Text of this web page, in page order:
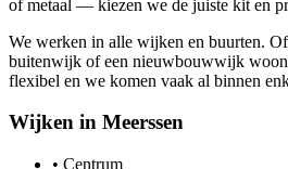
of metaal — kiezen we de juiste kit en
We werken in alle wijken en buurten.
buitenwijk of een nieuwbouwwijk
flexibel en we komen vaak al binnen
Wijken in Meerssen
• Centrum